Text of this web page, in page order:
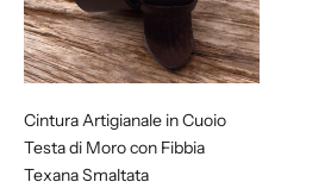
Cintura Artigianale in Cuoio
Testa di Moro con Fibbia
Texana Smaltata